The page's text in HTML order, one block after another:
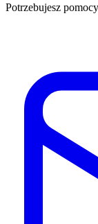
Potrzebujesz